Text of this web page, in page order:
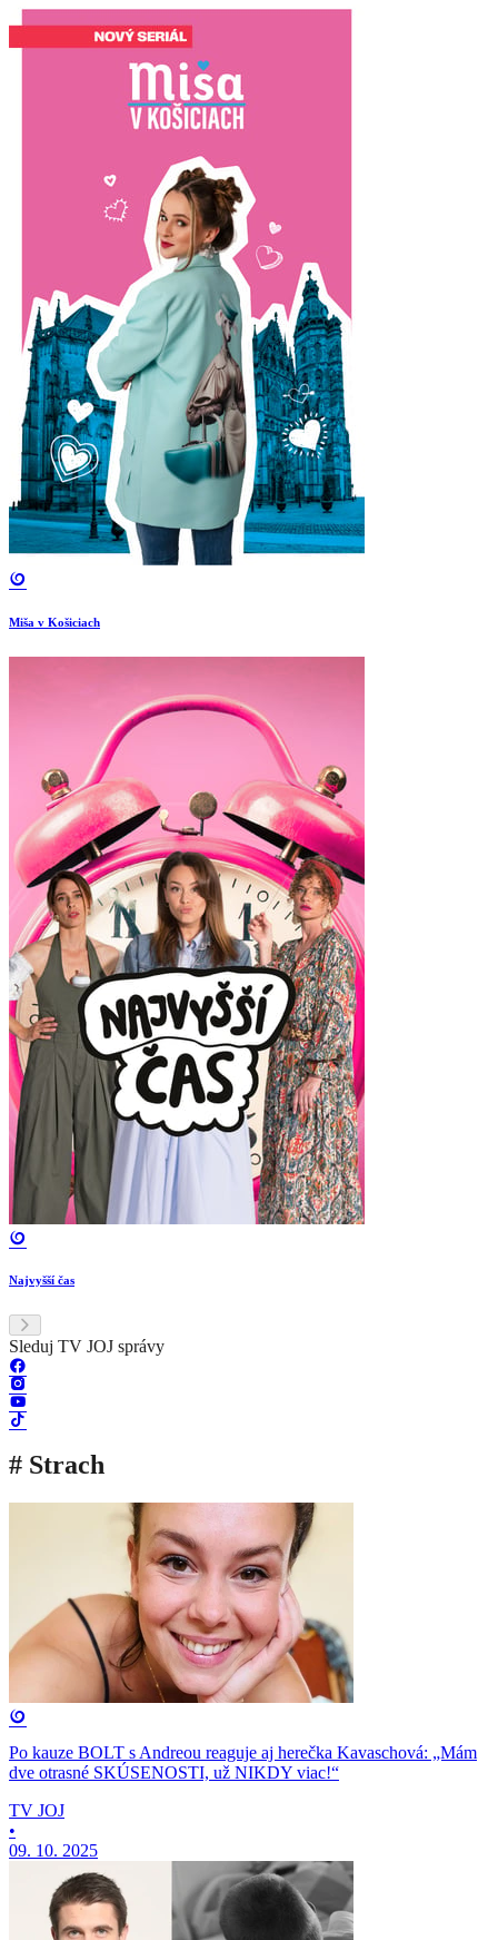
Miša v Košiciach
Najvyšší čas
Sleduj TV JOJ správy
# Strach
Po kauze BOLT s Andreou reaguje aj herečka Kavaschová: „Mám
dve otrasné SKÚSENOSTI, už NIKDY viac!“
TV JOJ
•
09. 10. 2025